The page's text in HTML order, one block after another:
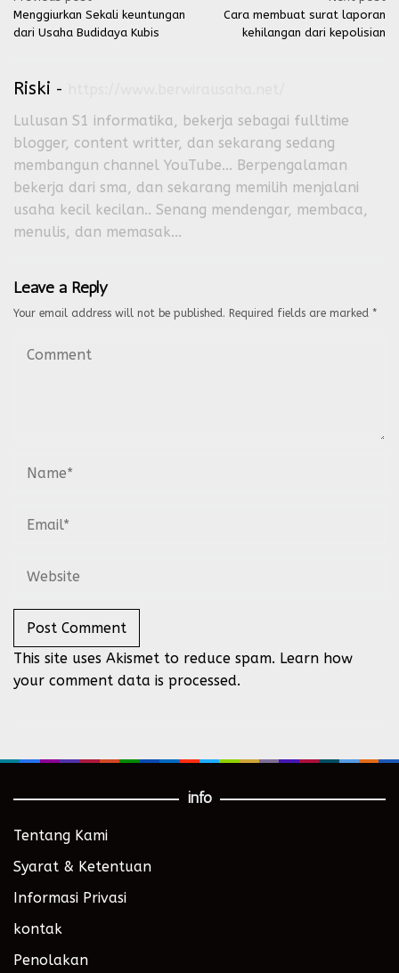
navigation
Menggiurkan Sekali keuntungan
dari Usaha Budidaya Kubis
Cara membuat surat laporan
kehilangan dari kepolisian
Riski -
Lulusan S1 informatika, bekerja sebagai fulltime
blogger, content writter, dan sekarang sedang
membangun channel YouTube... Berpengalaman
bekerja dari sma, dan sekarang memilih menjalani
usaha kecil kecilan.. Senang mendengar, membaca,
menulis, dan memasak...
Leave a Reply
Your email address will not be published. Required fields are marked *
This site uses Akismet to reduce spam. Learn how
your comment data is processed.
info
Tentang Kami
Syarat & Ketentuan
Informasi Privasi
kontak
Penolakan